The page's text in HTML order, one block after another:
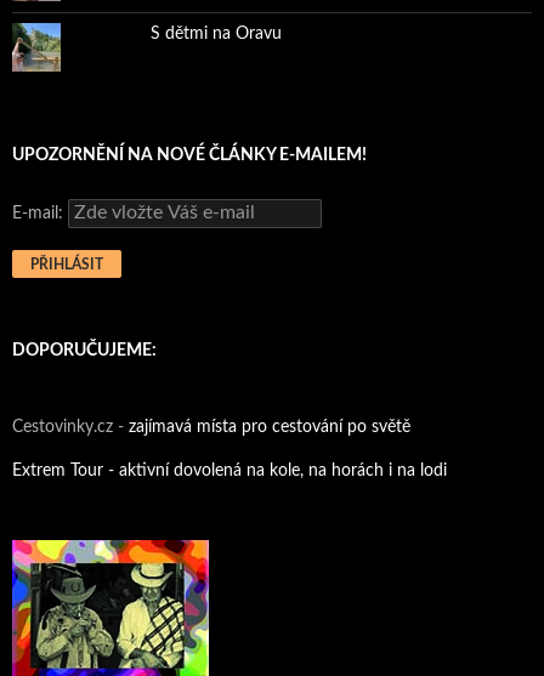
S dětmi na Oravu
UPOZORNĚNÍ NA NOVÉ ČLÁNKY E-MAILEM!
E-mail:
DOPORUČUJEME:
Cestovinky.cz - zajímavá místa pro cestování po světě
Extrem Tour - aktivní dovolená na kole, na horách i na lodi